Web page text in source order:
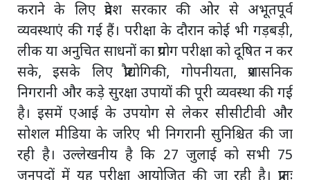
कराने के लिए प्रदेश सरकार की ओर से अभूतपूर्व
व्यवस्थाएं की गई हैं। परीक्षा के दौरान कोई भी गड़बड़ी,
लीक या अनुचित साधनों का प्रयोग परीक्षा को दूषित न कर
सके, इसके लिए प्रौद्योगिकी, गोपनीयता, प्रशासनिक
निगरानी और कड़े सुरक्षा उपायों की पूरी व्यवस्था की गई
है। इसमें एआई के उपयोग से लेकर सीसीटीवी और
सोशल मीडिया के जरिए भी निगरानी सुनिश्चित की जा
रही है। उल्लेखनीय है कि 27 जुलाई को सभी 75